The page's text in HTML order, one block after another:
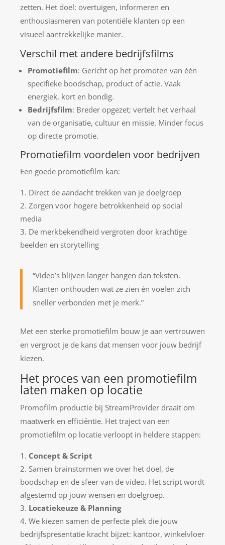
zetten. Het doel: overtuigen, informeren en
enthousiasmeren van potentiële klanten op een
visueel aantrekkelijke manier.
Verschil met andere bedrijfsfilms
Promotiefilm: Gericht op het promoten van één
specifieke boodschap, product of actie. Vaak
energiek, kort en bondig.
Bedrijfsfilm: Breder opgezet; vertelt het verhaal
van de organisatie, cultuur en missie. Minder focus
op directe promotie.
Promotiefilm voordelen voor bedrijven
Een goede promotiefilm kan:
Direct de aandacht trekken van je doelgroep
Zorgen voor hogere betrokkenheid op social
media
De merkbekendheid vergroten door krachtige
beelden en storytelling
“Video’s blijven langer hangen dan teksten.
Klanten onthouden wat ze zien én voelen zich
sneller verbonden met je merk.”
Met een sterke promotiefilm bouw je aan vertrouwen
en vergroot je de kans dat mensen voor jouw bedrijf
kiezen.
Het proces van een promotiefilm
laten maken op locatie
Promofilm productie bij StreamProvider draait om
maatwerk en efficiëntie. Het traject van een
promotiefilm op locatie verloopt in heldere stappen:
Concept & Script
Samen brainstormen we over het doel, de
boodschap en de sfeer van de video. Het script wordt
afgestemd op jouw wensen en doelgroep.
Locatiekeuze & Planning
We kiezen samen de perfecte plek die jouw
bedrijfspresentatie kracht bijzet: kantoor, winkelvloer